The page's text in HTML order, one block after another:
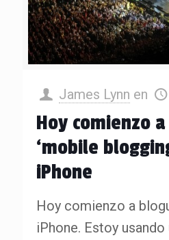
James Lynn en
Hoy comienzo
‘mobile
iPhone
Hoy comienzo a
iPhone. Estoy